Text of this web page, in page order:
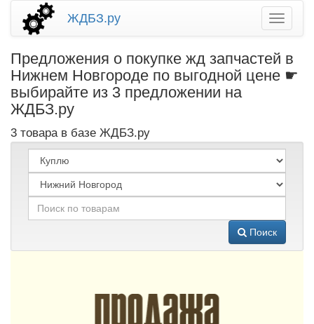
ЖДБЗ.ру
Предложения о покупке жд запчастей в
Нижнем Новгороде по выгодной цене ☛
выбирайте из 3 предложении на
ЖДБЗ.ру
3 товара в базе ЖДБЗ.ру
Поиск